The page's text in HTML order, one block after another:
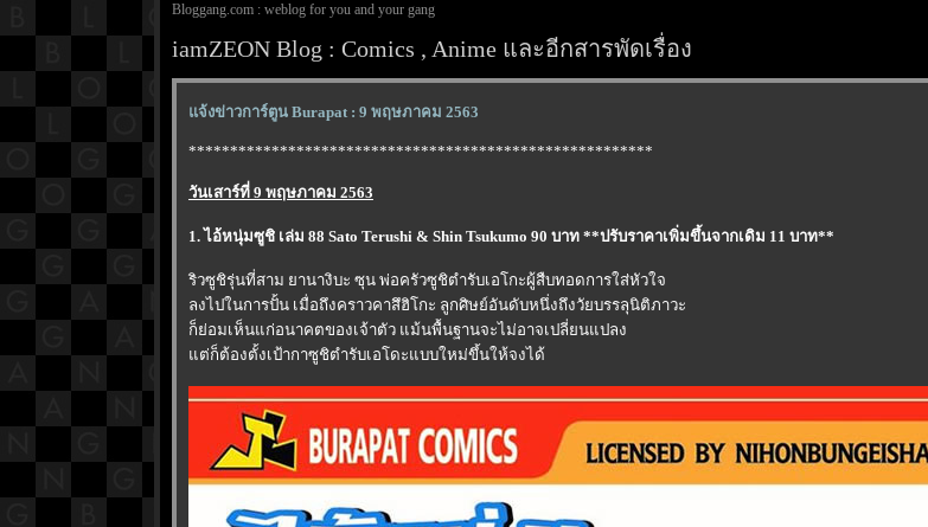
Bloggang.com : weblog for you and your gang
iamZEON Blog : Comics , Anime และอีกสารพัดเรื่อง
จ้งข่าวการ์ตูน Burapat : 9 พฤษภาคม 2563
********************************************************
วันเสาร์ที่ 9 พฤษภาคม 2563
1. ไอ้หนุ่มซูชิ เล่ม 88 Sato Terushi & Shin Tsukumo 90 บาท **ปรับราคาเพิ่มขึ้นจากเดิม 11 บาท**
ริวซูชิรุ่นที่สาม ยานางิบะ ซุน พ่อครัวซูชิตำรับเอโกะผู้สืบทอดการใส่หัวใจ
ลงไปในการปั้น เมื่อถึงคราวคาสึฮิโกะ ลูกศิษย์อันดับหนึ่งถึงวัยบรรลุนิติภาวะ
ก็ย่อมเห็นแก่อนาคตของเจ้าตัว แม้นพื้นฐานจะไม่อาจเปลี่ยนแปลง
ต่ก็ต้องตั้งเป้ากาซูชิตำรับเอโดะแบบใหม่ขึ้นให้จงได้